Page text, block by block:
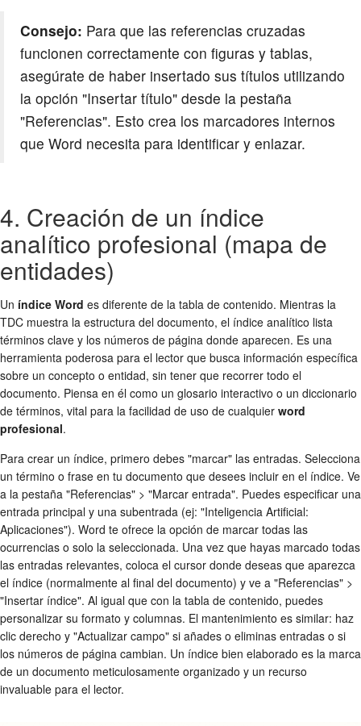
Consejo: Para que las referencias cruzadas
funcionen correctamente con figuras y tablas,
asegúrate de haber insertado sus títulos utilizando
la opción "Insertar título" desde la pestaña
"Referencias". Esto crea los marcadores internos
que Word necesita para identificar y enlazar.
4. Creación de un índice
analítico profesional (mapa de
entidades)
Un índice Word es diferente de la tabla de contenido. Mientras la
TDC muestra la estructura del documento, el índice analítico lista
términos clave y los números de página donde aparecen. Es una
herramienta poderosa para el lector que busca información específica
sobre un concepto o entidad, sin tener que recorrer todo el
documento. Piensa en él como un glosario interactivo o un diccionario
de términos, vital para la facilidad de uso de cualquier word
profesional.
Para crear un índice, primero debes "marcar" las entradas. Selecciona
un término o frase en tu documento que desees incluir en el índice. Ve
a la pestaña "Referencias" > "Marcar entrada". Puedes especificar una
entrada principal y una subentrada (ej: "Inteligencia Artificial:
Aplicaciones"). Word te ofrece la opción de marcar todas las
ocurrencias o solo la seleccionada. Una vez que hayas marcado todas
las entradas relevantes, coloca el cursor donde deseas que aparezca
el índice (normalmente al final del documento) y ve a "Referencias" >
"Insertar índice". Al igual que con la tabla de contenido, puedes
personalizar su formato y columnas. El mantenimiento es similar: haz
clic derecho y "Actualizar campo" si añades o eliminas entradas o si
los números de página cambian. Un índice bien elaborado es la marca
de un documento meticulosamente organizado y un recurso
invaluable para el lector.